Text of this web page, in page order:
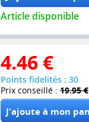
Article disponible
4.46 €
Points fidelités : 30
Prix conseillé : 19.95 €